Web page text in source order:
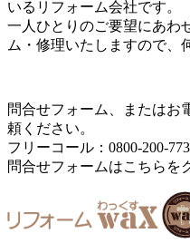
いるリフォーム会社です。
一人ひとりのご要望にあわ
ム・修理いたしますので、
問合せフォーム、またはお
頼ください。
フリーコール：0800-200-
問合せフォームはこちらを